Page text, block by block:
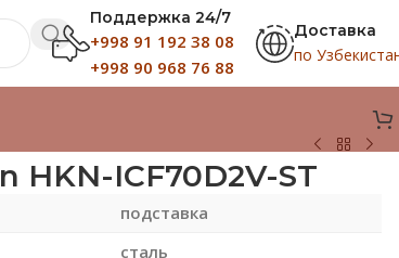
Поддержка 24/7
+998 91 192 38 08
+998 90 968 76 88
Доставка
по
HKN-ICF70D2V-ST
подставка
сталь